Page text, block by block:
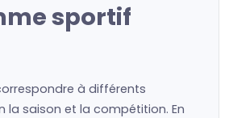
sportif
à différents
la saison et la compétition. En